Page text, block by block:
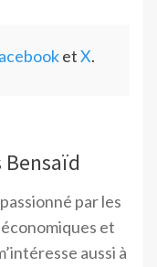
etX.
Bensaïd
par les
et
aussi à